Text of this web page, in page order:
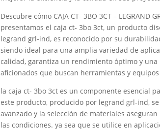
Descubre cómo CAJA CT- 3BO 3CT –
presentamos el caja ct- 3bo 3ct, un producto
legrand grl-ind, es reconocido por su
siendo ideal para una amplia variedad de
calidad, garantiza un rendimiento óptimo y
aficionados que buscan herramientas y
la caja ct- 3bo 3ct es un componente esencial
este producto, producido por legrand grl-ind,
avanzado y la selección de materiales
las condiciones. ya sea que se utilice en